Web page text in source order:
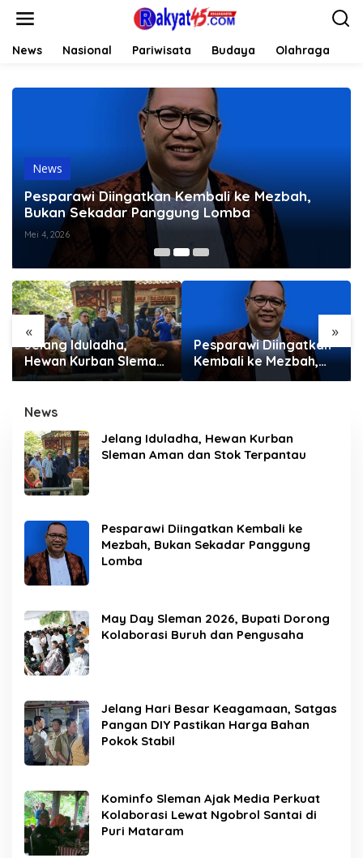
News Nasional Pariwisata Budaya Olahraga
News
Pesparawi Diingatkan Kembali ke Mezbah,
Bukan Sekadar Panggung Lomba
Mei 4, 2026
« »
Jelang Iduladha,
Hewan Kurban Sleman
Aman dan Stok
Pesparawi Diingatkan
Kembali ke Mezbah,
Bukan Sekadar
News
Jelang Iduladha, Hewan Kurban
Sleman Aman dan Stok Terpantau
Pesparawi Diingatkan Kembali ke
Mezbah, Bukan Sekadar Panggung
Lomba
May Day Sleman 2026, Bupati Dorong
Kolaborasi Buruh dan Pengusaha
Jelang Hari Besar Keagamaan, Satgas
Pangan DIY Pastikan Harga Bahan
Pokok Stabil
Kominfo Sleman Ajak Media Perkuat
Kolaborasi Lewat Ngobrol Santai di
Puri Mataram